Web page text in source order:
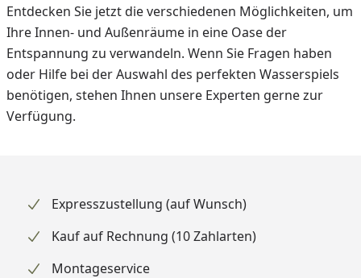
Entdecken Sie jetzt die verschiedenen Möglichkeiten, um
Ihre Innen- und Außenräume in eine Oase der
Entspannung zu verwandeln. Wenn Sie Fragen haben
oder Hilfe bei der Auswahl des perfekten Wasserspiels
benötigen, stehen Ihnen unsere Experten gerne zur
Verfügung.
Expresszustellung (auf Wunsch)
Kauf auf Rechnung (10 Zahlarten)
Montageservice